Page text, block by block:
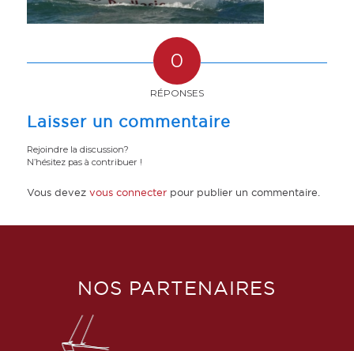
0
RÉPONSES
Laisser un commentaire
Rejoindre la discussion?
N’hésitez pas à contribuer !
Vous devez vous connecterpour publier un commentaire.
NOS PARTENAIRES